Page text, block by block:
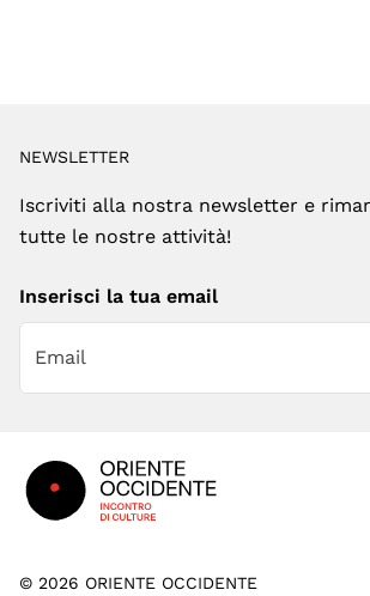
NEWSLETTER
Iscriviti alla nostra newsletter e
tutte le nostre attività!
Inserisci la tua email
© 2026 ORIENTE OCCIDENTE